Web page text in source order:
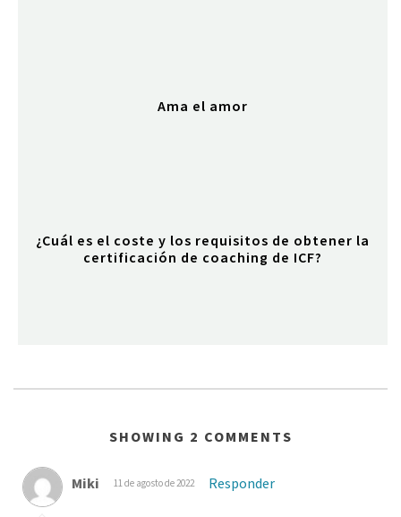
Ama el amor
¿Cuál es el coste y los requisitos de obtener la
certificación de coaching de ICF?
SHOWING 2 COMMENTS
Miki 11 de agosto de 2022 Responder